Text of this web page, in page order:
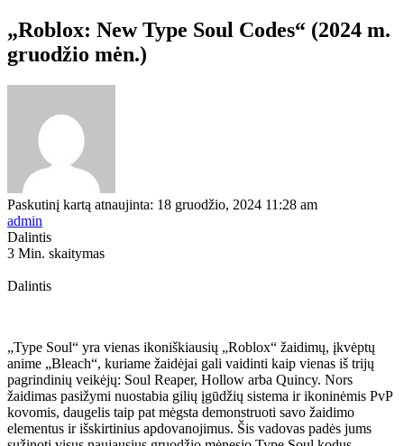
„Roblox: New Type Soul Codes“ (2024 m.
gruodžio mėn.)
Paskutinį kartą atnaujinta: 18 gruodžio, 2024 11:28 am
admin
Dalintis
3 Min. skaitymas
Dalintis
„Type Soul“ yra vienas ikoniškiausių „Roblox“ žaidimų, įkvėptų
anime „Bleach“, kuriame žaidėjai gali vaidinti kaip vienas iš trijų
pagrindinių veikėjų: Soul Reaper, Hollow arba Quincy. Nors
žaidimas pasižymi nuostabia gilių įgūdžių sistema ir ikoninėmis PvP
kovomis, daugelis taip pat mėgsta demonstruoti savo žaidimo
elementus ir išskirtinius apdovanojimus. Šis vadovas padės jums